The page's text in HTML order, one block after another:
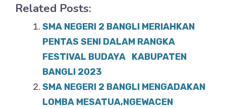
c
e
k
at
s
A
p
p
e
Related Posts:
SMA NEGERI 2 BANGLI MERIAHKAN
PENTAS SENI DALAM RANGKA
FESTIVAL BUDAYA KABUPATEN
BANGLI 2023
SMA NEGERI 2 BANGLI MENGADAKAN
LOMBA MESATUA,NGEWACEN